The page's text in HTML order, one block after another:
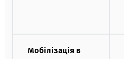
Мобілізація в